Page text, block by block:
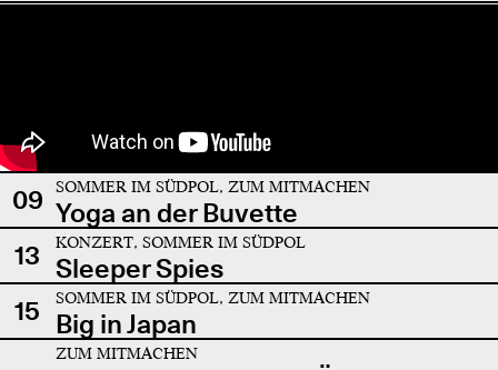
09 SOMMER IM SÜDPOL, ZUM MITMACHEN
Yoga an der Buvette
13
KONZERT, SOMMER IM SÜDPOL
Sleeper Spies
15
SOMMER IM SÜDPOL, ZUM MITMACHEN
Big in Japan
ZUM MITMACHEN